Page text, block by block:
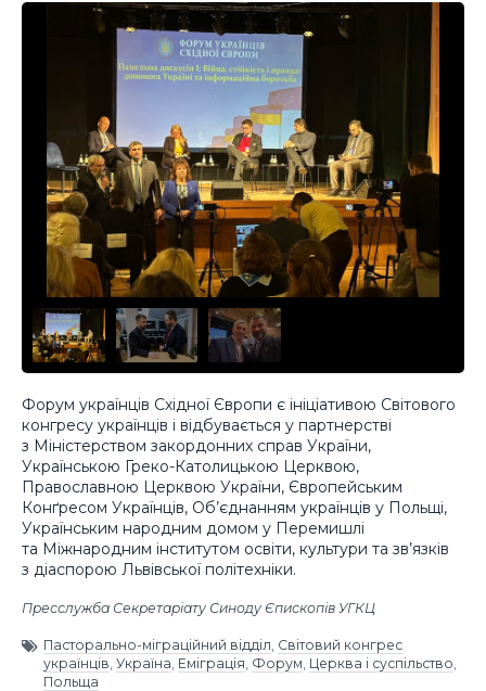
Форум українців Східної Європи є ініціативою Світового
конгресу українців і відбувається у партнерстві
з Міністерством закордонних справ України,
Українською Греко-Католицькою Церквою,
Православною Церквою України, Європейським
Конґресом Українців, Об’єднанням українців у Польщі,
Українським народним домом у Перемишлі
та Міжнародним інститутом освіти, культури та зв’язків
з діаспорою Львівської політехніки.
Пресслужба Секретаріату Синоду Єпископів УГКЦ
Пасторально-міграційний відділ Світовий конгрес
українців Україна Еміграція Форум Церква і суспільство
Польща